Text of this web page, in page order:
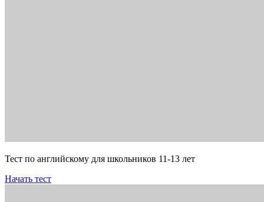
Тест по английскому для школьников 11-13 лет
Начать тест